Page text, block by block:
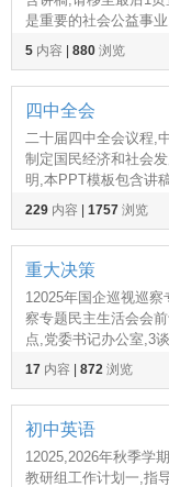
是重要的社会公益事
院决策部署,逐步推行
推行免费学前教育的
5 内容 880 浏览
四中全会
二十届四中全会议程,
制定国民经济和社会
明,本PPT模板包含讲
30日召开会议,决定今
四中全会10月20日至
229 内容 1757 浏览
重大决策
12025年国企巡视巡
察专题民主生活会会
点,党委书记办公室,3
副书记,5记录人,办公
人发言提纲1人大副主
17 内容 872 浏览
初中英语
12025,2026年秋季学
教研组工作计划一,指